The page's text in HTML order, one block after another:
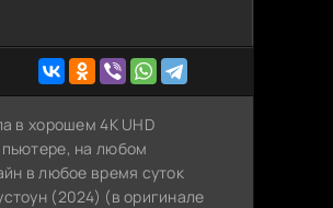
в хорошем 4K UHD
на любом
в любое время суток
(2024) (в оригинале